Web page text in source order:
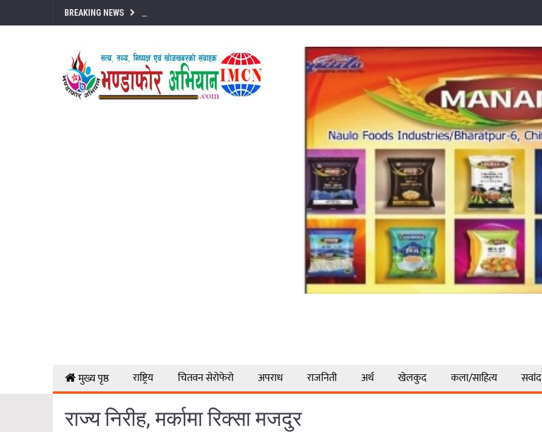
BREAKING NEWS
मुख्य पृष्ठ राष्ट्रिय चितवन सेरोफेरो अपराध राजनिती अर्थ खेलकुद कला/साहित्य सवांद
राज्य निरीह, मर्कामा रिक्सा मजदुर